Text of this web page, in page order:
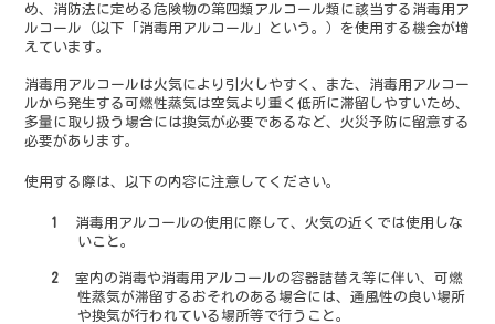
め、消防法に定める危険物の第四類アルコール類に該当する消毒用ア
ルコール（以下「消毒用アルコール」という。）を使用する機会が増
えています。
消毒用アルコールは火気により引火しやすく、また、消毒用アルコー
ルから発生する可燃性蒸気は空気より重く低所に滞留しやすいため、
多量に取り扱う場合には換気が必要であるなど、火災予防に留意する
必要があります。
使用する際は、以下の内容に注意してください。
1消毒用アルコールの使用に際して、火気の近くでは使用しな
いこと。
2室内の消毒や消毒用アルコールの容器詰替え等に伴い、可燃
性蒸気が滞留するおそれのある場合には、通風性の良い場所
や換気が行われている場所等で行うこと。